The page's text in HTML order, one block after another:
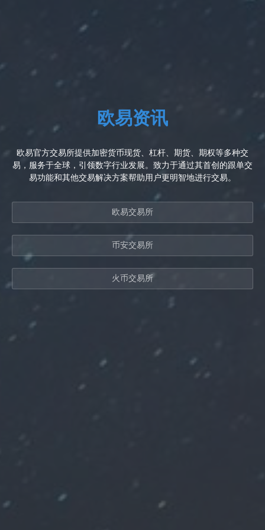
欧易资讯
欧易官方交易所提供加密货币现货、杠杆、期货、期权等多种交
易，服务于全球，引领数字行业发展。致力于通过其首创的跟单交
易功能和其他交易解决方案帮助用户更明智地进行交易。
欧易交易所
币安交易所
火币交易所